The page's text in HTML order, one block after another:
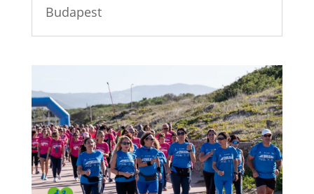
Budapest